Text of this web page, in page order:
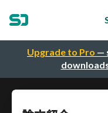
Upgrade to Pro —